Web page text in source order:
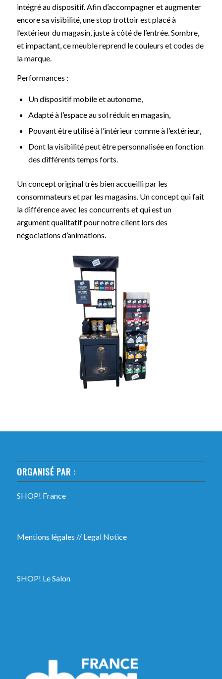
intégré au dispositif. Afin d’accompagner et augmenter
encore sa visibilité, une stop trottoir est placé à
l’extérieur du magasin, juste à côté de l’entrée. Sombre,
et impactant, ce meuble reprend le couleurs et codes de
la marque.
Performances :
Un dispositif mobile et autonome,
Adapté à l’espace au sol réduit en magasin,
Pouvant être utilisé à l’intérieur comme à l’extérieur,
Dont la visibilité peut être personnalisée en fonction
des différents temps forts.
Un concept original très bien accueilli par les
consommateurs et par les magasins. Un concept qui fait
la différence avec les concurrents et qui est un
argument qualitatif pour notre client lors des
négociations d’animations.
ORGANISÉ PAR :
SHOP! France
Mentions légales // Legal Notice
SHOP! Le Salon